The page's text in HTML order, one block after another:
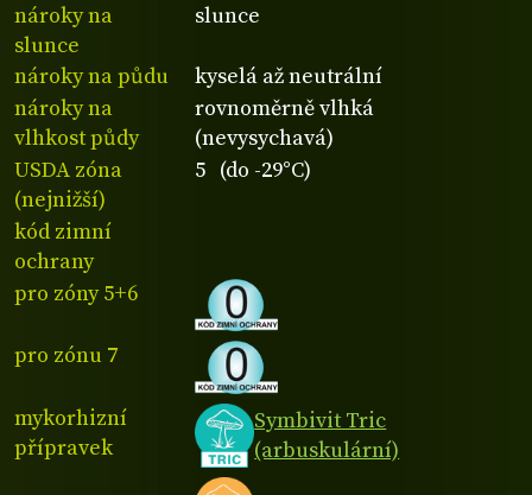
nároky na
slunce
slunce
nároky na půdu
kyselá až neutrální
nároky na
vlhkost půdy
rovnoměrně vlhká
(nevysychavá)
USDA zóna
(nejnižší)
5 (do -29°C)
kód zimní
ochrany
pro zóny 5+6
pro zónu 7
mykorhizní
přípravek
Symbivit Tric
(arbuskulární)